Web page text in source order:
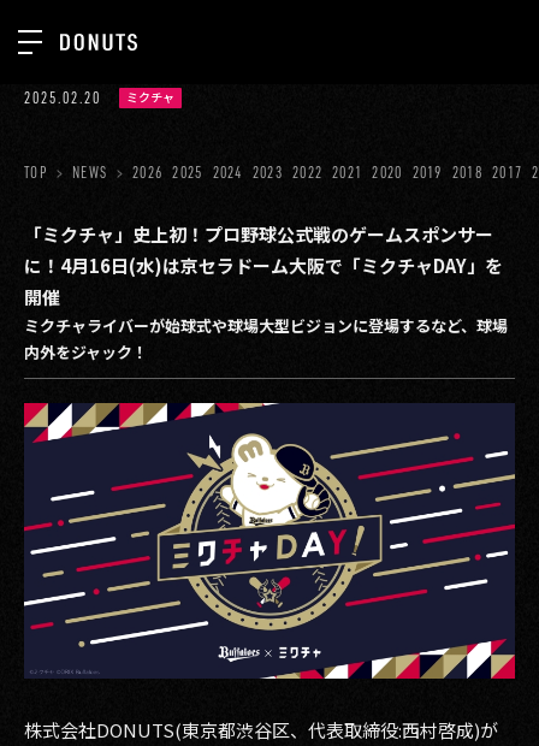
ジョブカン
ゲーム
ミクチャ
医療(CLIUS)
出版メディア
美少女図鑑
イベント
タテドラ
その他事業
2026
TOP
ABOUT
SERVICES
GROUP
RECRUIT
CONTACT
PRIVACY POLICY
2025.02.20 ミクチャ
TOP NEWS 2026 2025 2024 2023 2022 2021 2020 2019 2018 2017
「ミクチャ」史上初！プロ野球公式戦のゲームスポンサー
に！4月16日(水)は京セラドーム大阪で「ミクチャDAY」を
開催
ミクチャライバーが始球式や球場大型ビジョンに登場するなど、球場
内外をジャック！
株式会社DONUTS(東京都渋谷区、代表取締役:西村啓成)が